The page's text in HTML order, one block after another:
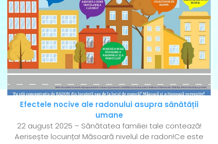
Efectele nocive ale radonului asupra sănătății
umane
22 august 2025 – Sănătatea familiei tale contează!
Aerisește locuința! Măsoară nivelul de radon!Ce este